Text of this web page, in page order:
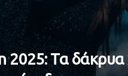
2025: Τα δάκρυα